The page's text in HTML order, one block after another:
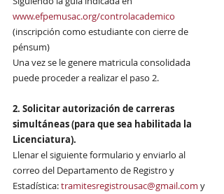
www.efpemusac.org/controlacademico
(inscripción como estudiante con cierre de
pénsum)
Una vez se le genere matricula consolidada
puede proceder a realizar el paso 2.
2. Solicitar autorización de carreras
simultáneas (para que sea habilitada la
Licenciatura).
Llenar el siguiente formulario y enviarlo al
correo del Departamento de Registro y
Estadística: tramitesregistrousac@gmail.com y